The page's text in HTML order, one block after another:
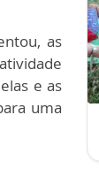
as
e as
uma